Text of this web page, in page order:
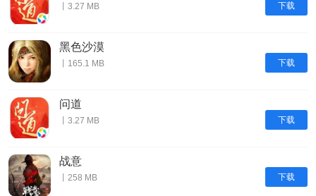
下载
丨3.27 MB
下载
黑色沙漠
丨165.1 MB
下载
问道
丨3.27 MB
下载
战意
丨258 MB